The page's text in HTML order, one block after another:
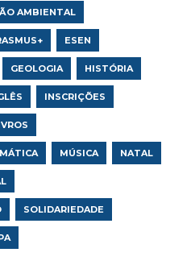
AMBIENTAL
ESEN
GEOLOGIA HISTÓRIA
INSCRIÇÕES
MÚSICA NATAL
SOLIDARIEDADE